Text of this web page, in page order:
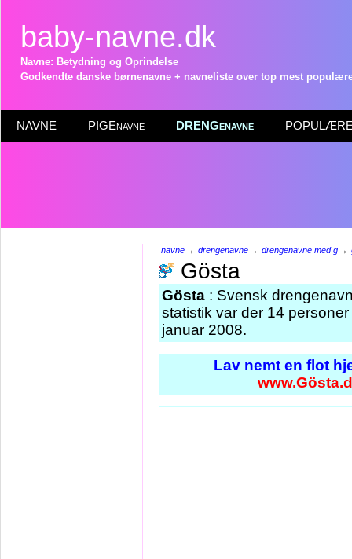
baby-navne.dk
Navne: Betydning og Oprindelse
Godkendte danske børnenavne + navneliste over top mest
NAVNE PIGEnavne DRENGenavne POPULÆRE
navne→ drengenavne→ drengenavne med g→
Gösta
Gösta : Svensk
statistik var der 14
januar 2008.
Lav nemt en flot